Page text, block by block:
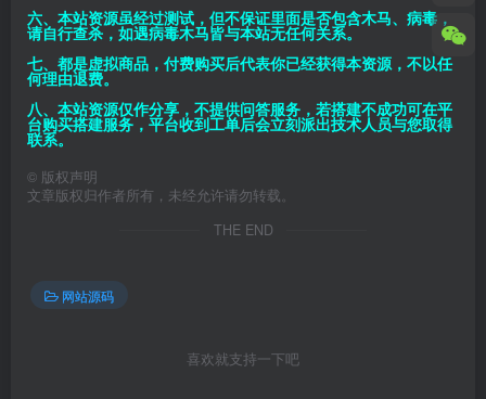
六、本站资源虽经过测试，但不保证里面是否包含木马、病毒，
请自行查杀，如遇病毒木马皆与本站无任何关系。
七、都是虚拟商品，付费购买后代表你已经获得本资源，不以任
何理由退费。
八、本站资源仅作分享，不提供问答服务，若搭建不成功可在平
台购买搭建服务，平台收到工单后会立刻派出技术人员与您取得
联系。
© 版权声明
文章版权归作者所有，未经允许请勿转载。
THE END
网站源码
喜欢就支持一下吧